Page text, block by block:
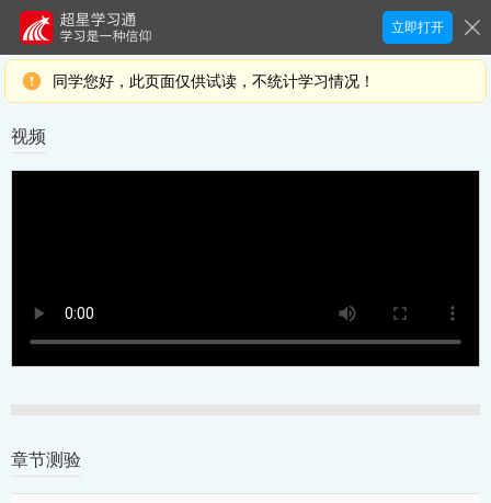
立即打开
同学您好，此页面仅供试读，不统计学习情况！
视频
章节测验